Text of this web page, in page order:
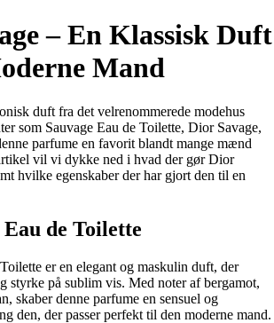
– En Klassisk Duft
Mand
duft fra det velrenommerede modehus
som Sauvage Eau de Toilette, Dior Savage,
parfume en favorit blandt mange mænd
vil vi dykke ned i hvad der gør Dior
hvilke egenskaber der har gjort den til en
de Toilette
er en elegant og maskulin duft, der
styrke på sublim vis. Med noter af bergamot,
skaber denne parfume en sensuel og
den, der passer perfekt til den moderne mand.